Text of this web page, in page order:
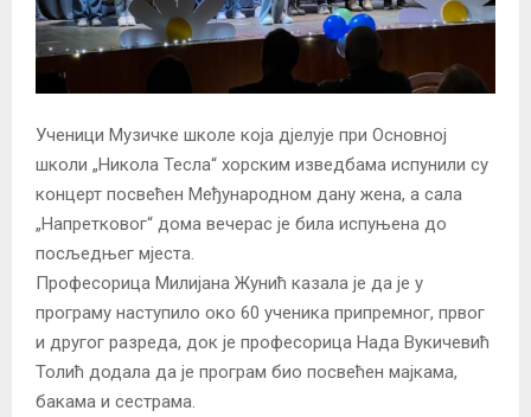
Ученици Музичке школе која дјелује при Основној
школи „Никола Тесла“ хорским изведбама испунили су
концерт посвећен Међународном дану жена, а сала
„Напретковог“ дома вечерас је била испуњена до
посљедњег мјеста.
Професорица Милијана Жунић казала је да је у
програму наступило око 60 ученика припремног, првог
и другог разреда, док је професорица Нада Вукичевић
Толић додала да је програм био посвећен мајкама,
бакама и сестрама.